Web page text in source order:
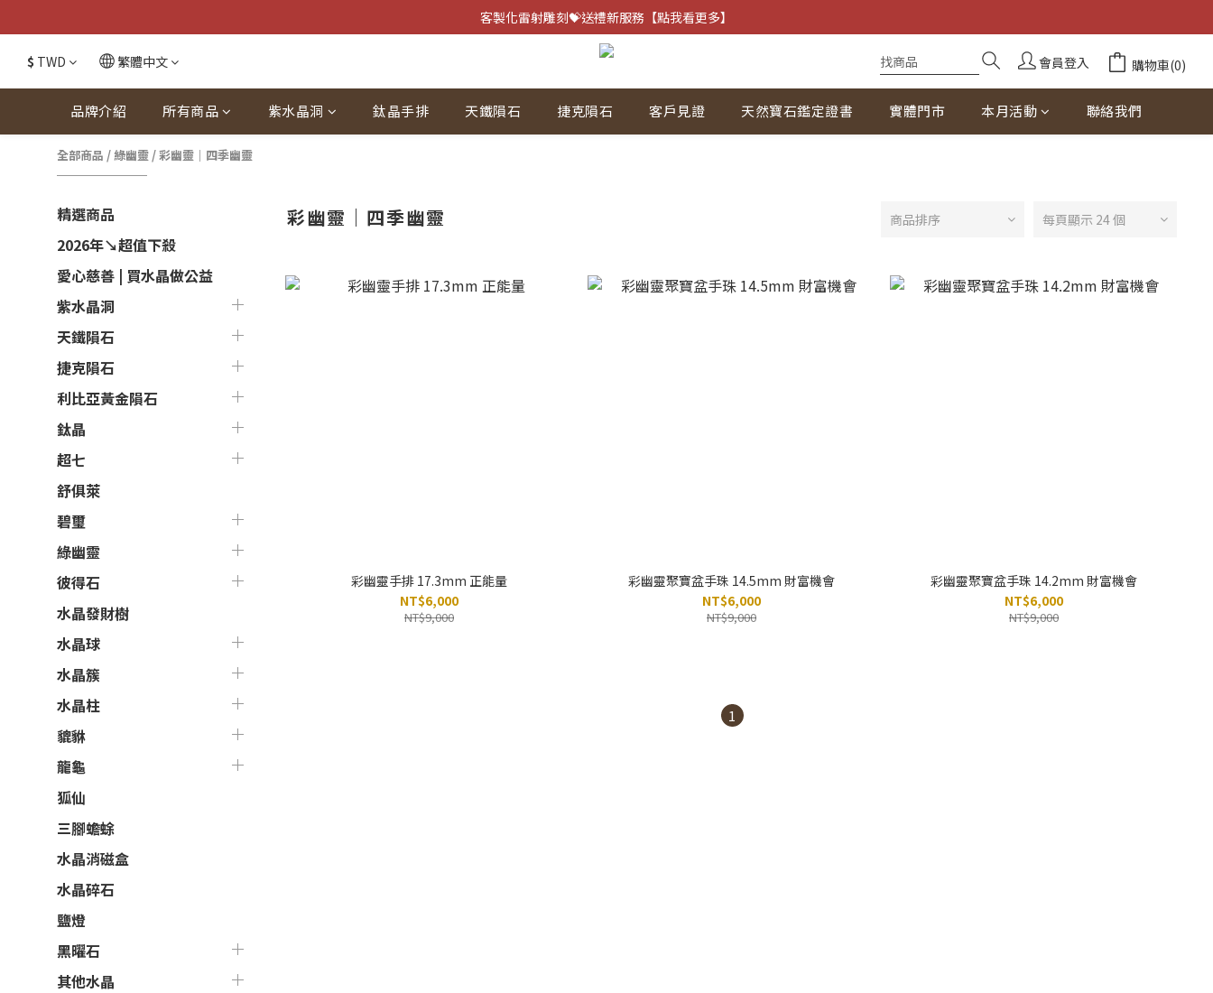
客製化雷射雕刻💝送禮新服務【點我看更多】
客製化雷射雕刻💝送禮新服務【點我看更多】
避邪防小人⚡指定黑曜石 任選兩件75折
客製化雷射雕刻💝送禮新服務【點我看更多】
$ TWD 繁體中文 會員登入 購物車(0)
品牌介紹 所有商品 紫水晶洞 鈦晶手排 天鐵隕石 捷克隕石 客戶見證 天然寶石鑑定證書 實體門市 本月活動 聯絡我們
全部商品 /綠幽靈 /彩幽靈｜四季幽靈
精選商品
2026年↘超值下殺
愛心慈善 | 買水晶做公益
紫水晶洞
天鐵隕石
捷克隕石
利比亞黃金隕石
鈦晶
超七
舒俱萊
碧璽
綠幽靈
彼得石
水晶發財樹
水晶球
水晶簇
水晶柱
貔貅
龍龜
狐仙
三腳蟾蜍
水晶消磁盒
水晶碎石
鹽燈
黑曜石
其他水晶
彩幽靈｜四季幽靈 商品排序 每頁顯示 24 個
彩幽靈手排 17.3mm 正能量
NT$6,000
NT$9,000
彩幽靈聚寶盆手珠 14.5mm 財富機會
NT$6,000
NT$9,000
彩幽靈聚寶盆手珠 14.2mm 財富機會
NT$6,000
NT$9,000
1